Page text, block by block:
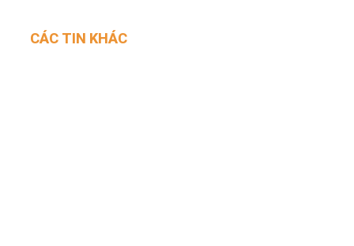
CÁC TIN KHÁC